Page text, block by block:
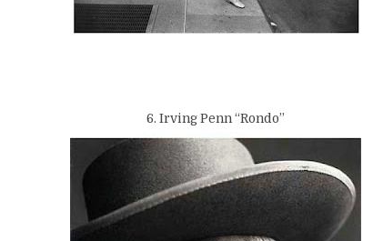
6. Irving Penn “Rondo”